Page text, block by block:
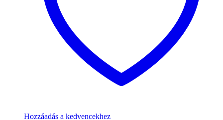
Hozzáadás a kedvencekhez